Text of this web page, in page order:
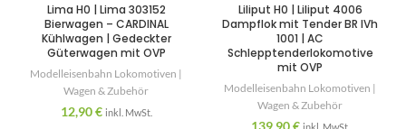
Lima H0 | Lima 303152
Bierwagen – CARDINAL
Kühlwagen | Gedeckter
Güterwagen mit OVP
Modelleisenbahn Lokomotiven |
Wagen & Zubehör
12,90€ inkl. MwSt.
Liliput H0 | Liliput 4006
Dampflok mit Tender BR IVh
1001 | AC
Schlepptenderlokomotive
mit OVP
Modelleisenbahn Lokomotiven |
Wagen & Zubehör
139,90€ inkl. MwSt.